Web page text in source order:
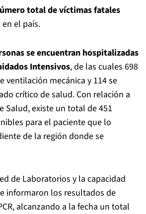
total de víctimas fatales
en el país.
se encuentran hospitalizadas
Intensivos, de las cuales 698
ventilación mecánica y 114 se
crítico de salud. Con relación a
Salud, existe un total de 451
para el paciente que lo
de la región donde se
de Laboratorios y la capacidad
informaron los resultados de
alcanzando a la fecha un total